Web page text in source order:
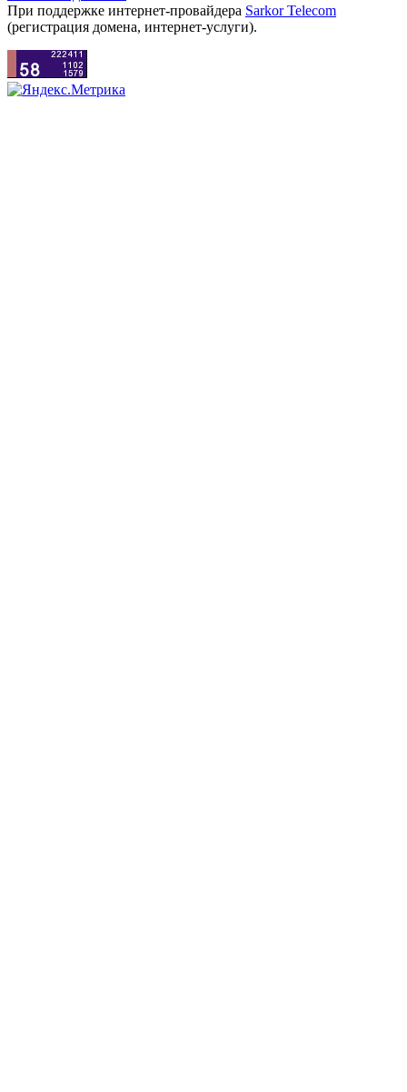
При поддержке интернет-провайдера Sarkor Telecom
(регистрация домена, интернет-услуги).